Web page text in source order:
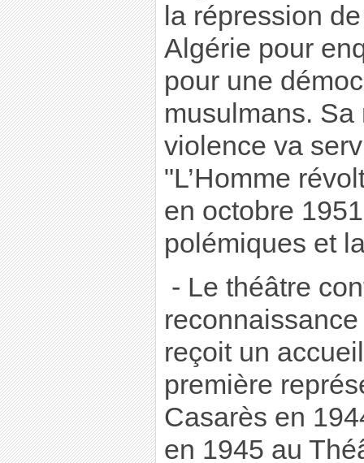
la répression
Algérie pour
pour une
musulmans.
violence va
"L’Homme
en octobre
polémiques et
- Le théâtre
reçoit un
première
Casarès en
en 1945 au